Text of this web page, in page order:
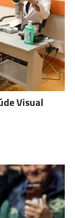
Visual